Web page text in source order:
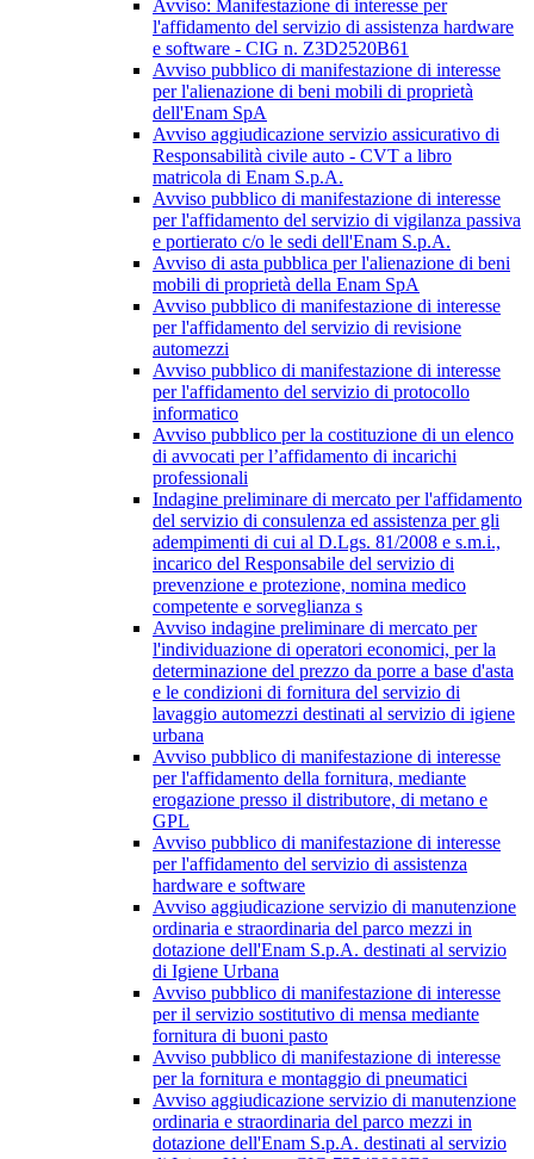
Avviso: Manifestazione di interesse per
l'affidamento del servizio di assistenza hardware
e software - CIG n. Z3D2520B61
Avviso pubblico di manifestazione di interesse
per l'alienazione di beni mobili di proprietà
dell'Enam SpA
Avviso aggiudicazione servizio assicurativo di
Responsabilità civile auto - CVT a libro
matricola di Enam S.p.A.
Avviso pubblico di manifestazione di interesse
per l'affidamento del servizio di vigilanza passiva
e portierato c/o le sedi dell'Enam S.p.A.
Avviso di asta pubblica per l'alienazione di beni
mobili di proprietà della Enam SpA
Avviso pubblico di manifestazione di interesse
per l'affidamento del servizio di revisione
automezzi
Avviso pubblico di manifestazione di interesse
per l'affidamento del servizio di protocollo
informatico
Avviso pubblico per la costituzione di un elenco
di avvocati per l’affidamento di incarichi
professionali
Indagine preliminare di mercato per l'affidamento
del servizio di consulenza ed assistenza per gli
adempimenti di cui al D.Lgs. 81/2008 e s.m.i.,
incarico del Responsabile del servizio di
prevenzione e protezione, nomina medico
competente e sorveglianza s
Avviso indagine preliminare di mercato per
l'individuazione di operatori economici, per la
determinazione del prezzo da porre a base d'asta
e le condizioni di fornitura del servizio di
lavaggio automezzi destinati al servizio di igiene
urbana
Avviso pubblico di manifestazione di interesse
per l'affidamento della fornitura, mediante
erogazione presso il distributore, di metano e
GPL
Avviso pubblico di manifestazione di interesse
per l'affidamento del servizio di assistenza
hardware e software
Avviso aggiudicazione servizio di manutenzione
ordinaria e straordinaria del parco mezzi in
dotazione dell'Enam S.p.A. destinati al servizio
di Igiene Urbana
Avviso pubblico di manifestazione di interesse
per il servizio sostitutivo di mensa mediante
fornitura di buoni pasto
Avviso pubblico di manifestazione di interesse
per la fornitura e montaggio di pneumatici
Avviso aggiudicazione servizio di manutenzione
ordinaria e straordinaria del parco mezzi in
dotazione dell'Enam S.p.A. destinati al servizio